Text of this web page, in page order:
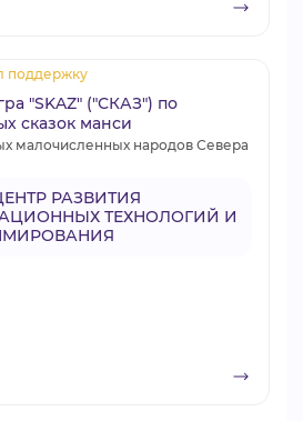
поддержку
"SKAZ" ("СКАЗ") по
сказок манси
малочисленных народов Севера
РАЗВИТИЯ
ТЕХНОЛОГИЙ И